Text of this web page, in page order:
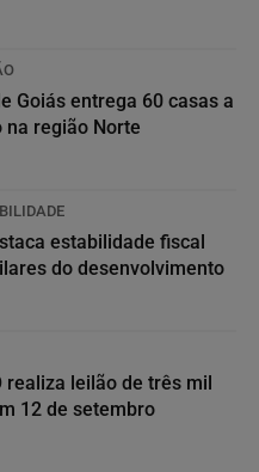
Goiás entrega 60 casas a
na região Norte
estabilidade fiscal
do desenvolvimento
realiza leilão de três mil
12 de setembro